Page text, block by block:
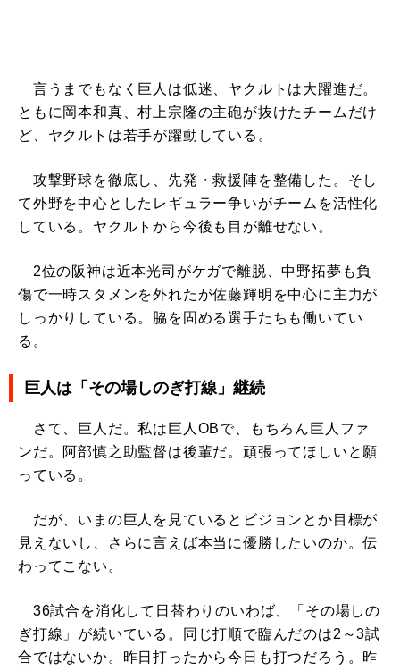
言うまでもなく巨人は低迷、ヤクルトは大躍進だ。
ともに岡本和真、村上宗隆の主砲が抜けたチームだけ
ど、ヤクルトは若手が躍動している。
攻撃野球を徹底し、先発・救援陣を整備した。そし
て外野を中心としたレギュラー争いがチームを活性化
している。ヤクルトから今後も目が離せない。
2位の阪神は近本光司がケガで離脱、中野拓夢も負
傷で一時スタメンを外れたが佐藤輝明を中心に主力が
しっかりしている。脇を固める選手たちも働いてい
る。
巨人は「その場しのぎ打線」継続
さて、巨人だ。私は巨人OBで、もちろん巨人ファ
ンだ。阿部慎之助監督は後輩だ。頑張ってほしいと願
っている。
だが、いまの巨人を見ているとビジョンとか目標が
見えないし、さらに言えば本当に優勝したいのか。伝
わってこない。
36試合を消化して日替わりのいわば、「その場しの
ぎ打線」が続いている。同じ打順で臨んだのは2～3試
合ではないか。昨日打ったから今日も打つだろう。昨